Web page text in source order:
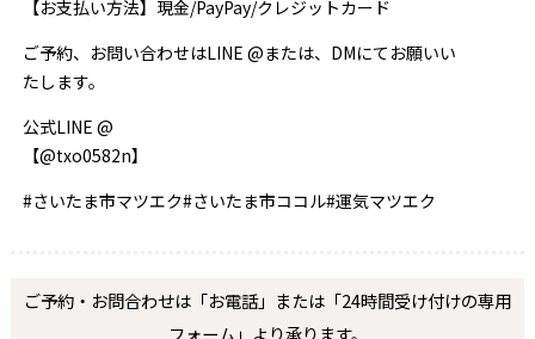
【お支払い方法】現金/PayPay/クレジットカード
ご予約、お問い合わせはLINE @または、DMにてお願いい
たします。
公式LINE @
【@txo0582n】
#さいたま市マツエク#さいたま市ココル#運気マツエク
ご予約・お問合わせは「お電話」または「24時間受け付けの専用
フォーム」より承ります。